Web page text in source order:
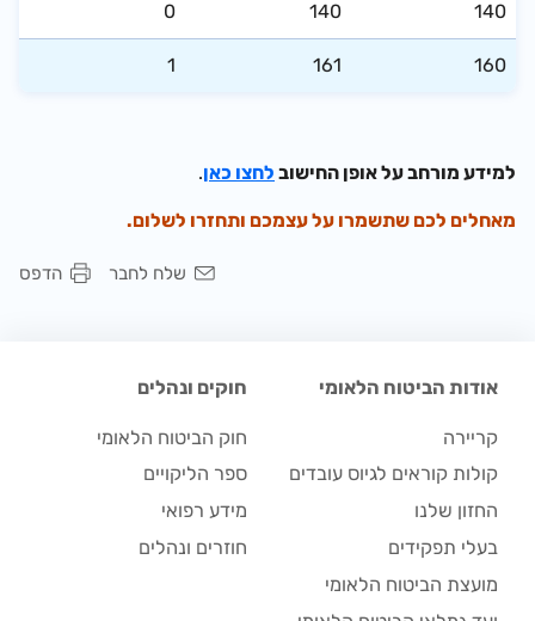
​140
​140
​160
​161
למידע מורחב על אופן החישובלחצו כאן.
מאחלים לכם שתשמרו על עצמכם ותחזרו לשלום.
הדפס שלח לחבר
אודות הביטוח הלאומי
קריירה
קולות קוראים לגיוס עובדים
החזון שלנו
בעלי תפקידים
מועצת הביטוח הלאומי
חוקים ונהלים
חוק הביטוח הלאומי
ספר הליקויים
מידע רפואי
חוזרים ונהלים